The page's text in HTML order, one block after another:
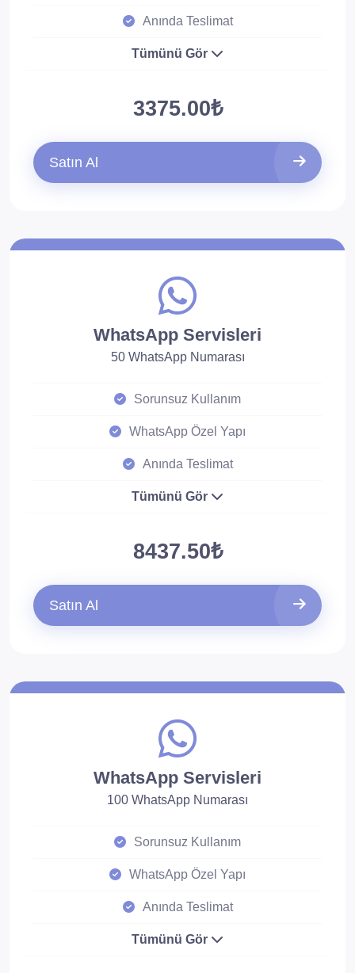
Anında Teslimat
Tümünü Gör
3375.00₺
Satın Al
WhatsApp Servisleri
50 WhatsApp Numarası
Sorunsuz Kullanım
WhatsApp Özel Yapı
Anında Teslimat
Tümünü Gör
8437.50₺
Satın Al
WhatsApp Servisleri
100 WhatsApp Numarası
Sorunsuz Kullanım
WhatsApp Özel Yapı
Anında Teslimat
Tümünü Gör